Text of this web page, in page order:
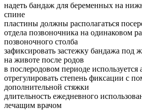
надеть бандаж для беременных на
спине
пластины должны располагаться
отдела позвоночника на одинаковом
позвоночного столба
зафиксировать застежку бандажа под
на животе после родов
в послеродовом периоде используется
отрегулировать степень фиксации с
дополнительной стяжки
длительность ежедневного
лечащим врачом